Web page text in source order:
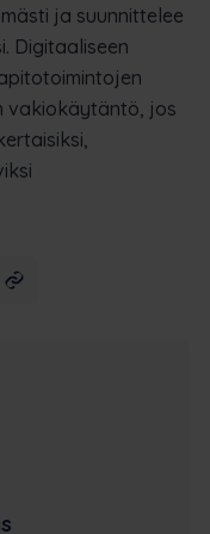
ja suunnittelee
Digitaaliseen
vakiokäytäntö, jos